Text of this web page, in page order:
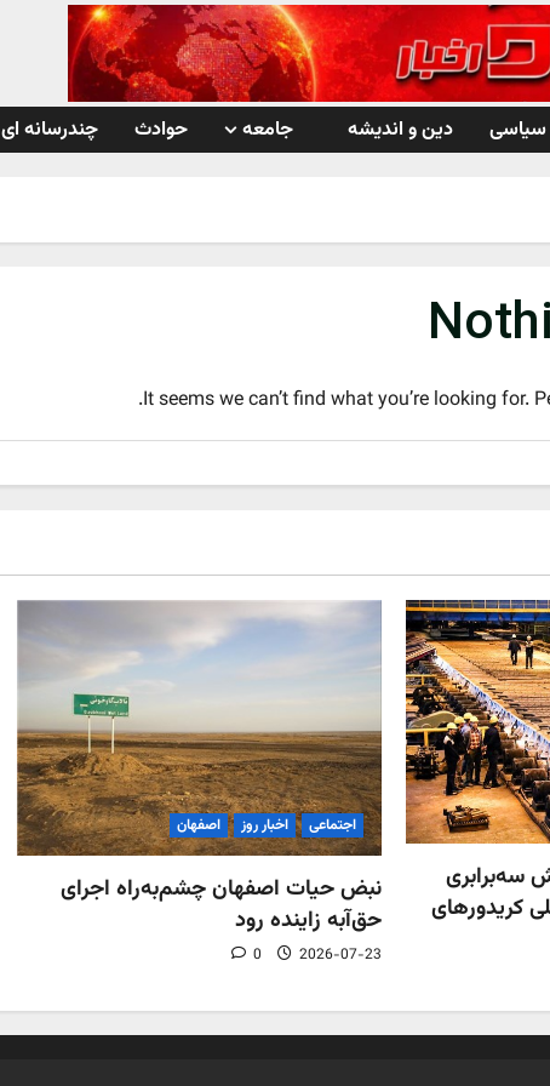
سیاسی دین و اندیشه جامعه حوادث چندرسانه ای
It seems we can’t find what you’re looking for.
سه‌برابری
کریدورهای
اجتماعی اخبار روز اصفهان
نبض حیات اصفهان چشم‌به‌راه اجرای
حق‌آبه زاینده رود
2026-07-23
0